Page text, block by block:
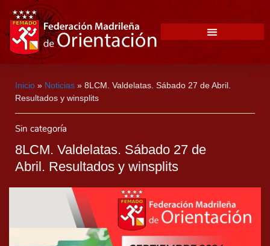
Inicio » Noticias » 8LCM. Valdelatas. Sábado 27 de Abril.
Resultados y winsplits
Sin categoría
8LCM. Valdelatas. Sábado 27 de
Abril. Resultados y winsplits